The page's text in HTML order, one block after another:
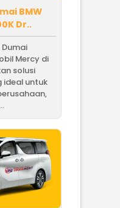
BMW
Dr..
Mercy di
solusi
untuk